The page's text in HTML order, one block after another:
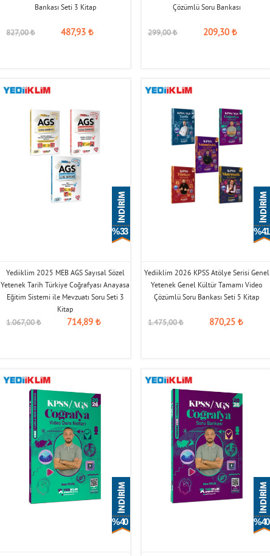
Bankası Seti 3 Kitap
827,00₺ 487,93 ₺
Çözümlü Soru Bankası
299,00₺ 209,30₺
% 33
Yediiklim 2025 MEB AGS Sayısal Sözel
Yetenek Tarih Türkiye Coğrafyası Anayasa
Eğitim Sistemi ile Mevzuatı Soru Seti 3
Kitap
1.067,00₺ 714,89 ₺
% 41
Yediiklim 2026 KPSS Atölye Serisi Genel
Yetenek Genel Kültür Tamamı Video
Çözümlü Soru Bankası Seti 5 Kitap
1.475,00₺ 870,25₺
% 40 % 40